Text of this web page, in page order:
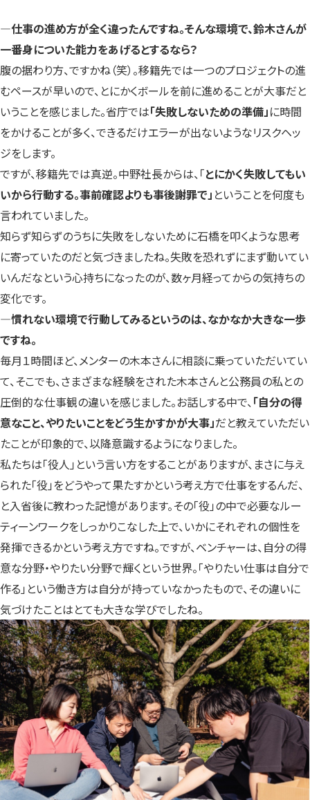
―仕事の進め方が全く違ったんですね。そんな環境で、鈴木さんが
一番身についた能力をあげるとするなら？
腹の据わり方、ですかね（笑）。移籍先では一つのプロジェクトの進
むペースが早いので、とにかくボールを前に進めることが大事だと
いうことを感じました。省庁では「失敗しないための準備」に時間
をかけることが多く、できるだけエラーが出ないようなリスクヘッ
ジをします。
ですが、移籍先では真逆。中野社長からは、「とにかく失敗してもい
いから行動する。事前確認よりも事後謝罪で」 ということを何度も
言われていました。
知らず知らずのうちに失敗をしないために石橋を叩くような思考
に寄っていたのだと気づきましたね。失敗を恐れずにまず動いてい
いんだなという心持ちになったのが、数ヶ月経ってからの気持ちの
変化です。
―慣れない環境で行動してみるというのは、なかなか大きな一歩
ですね。
毎月１時間ほど、メンターの木本さんに相談に乗っていただいてい
て、そこでも、さまざまな経験をされた木本さんと公務員の私との
圧倒的な仕事観の違いを感じました。お話しする中で、 「自分の得
意なこと、やりたいことをどう生かすかが大事」だと教えていただい
たことが印象的で、以降意識するようになりました。
私たちは「役人」という言い方をすることがありますが、まさに与え
られた「役」をどうやって果たすかという考え方で仕事をするんだ、
と入省後に教わった記憶があります。その「役」の中で必要なルー
ティーンワークをしっかりこなした上で、いかにそれぞれの個性を
発揮できるかという考え方ですね。ですが、ベンチャーは、自分の得
意な分野・やりたい分野で輝くという世界。「やりたい仕事は自分で
作る」という働き方は自分が持っていなかったもので、その違いに
気づけたことはとても大きな学びでしたね。